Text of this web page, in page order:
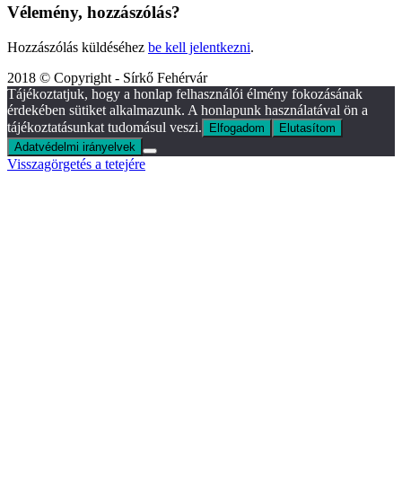
Vélemény, hozzászólás?
Hozzászólás küldéséhez be kell jelentkezni.
2018 © Copyright - Sírkő Fehérvár
Tájékoztatjuk, hogy a honlap felhasználói élmény fokozásának
érdekében sütiket alkalmazunk. A honlapunk használatával ön a
tájékoztatásunkat tudomásul veszi.
Elfogadom
Elutasítom
Adatvédelmi irányelvek
Visszagörgetés a tetejére